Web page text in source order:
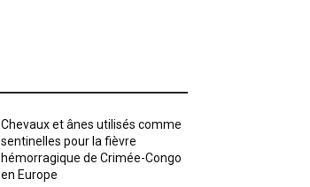
Chevaux et ânes utilisés comme
sentinelles pour la fièvre
hémorragique de Crimée-Congo
en Europe